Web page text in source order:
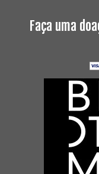
Faça uma